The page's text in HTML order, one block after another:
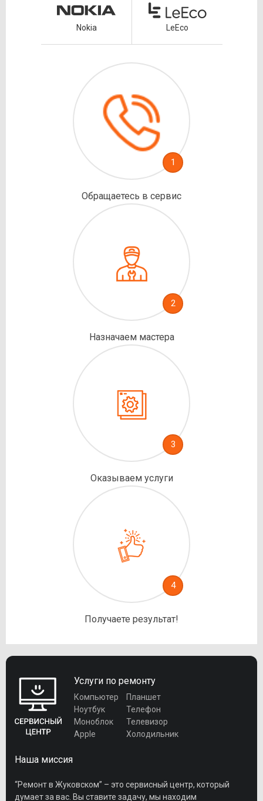
Nokia LeEco
1
Обращаетесь в сервис
2
Назначаем мастера
3
Оказываем услуги
4
Получаете результат!
Услуги по ремонту
Компьютер
Ноутбук
Моноблок
Apple
Планшет
Телефон
Телевизор
Холодильник
Наша миссия
“Ремонт в Жуковском” – это сервисный центр, который
думает за вас. Вы ставите задачу, мы находим